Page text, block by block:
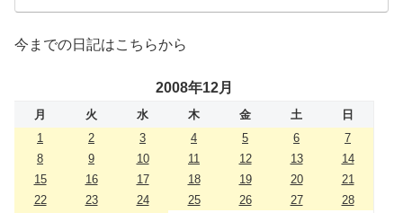
今までの日記はこちらから
2008年12月
月 火 水 木 金 土
日
1
2 3 4 5 6
7
8
9 10 11 12 13
14
15
16 17 18 19 20
21
22
23 24 25 26 27
28